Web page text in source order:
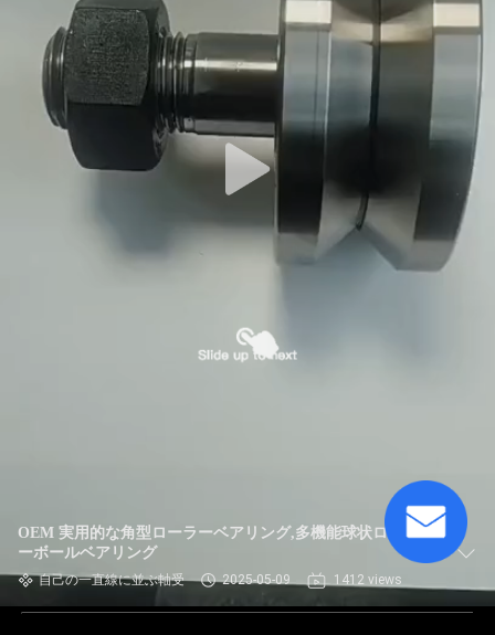
OEM 実用的な角型ローラーベアリング,多機能球状ローラ
ーボールベアリング
自己の一直線に並ぶ軸受 2025-05-09 1412 views